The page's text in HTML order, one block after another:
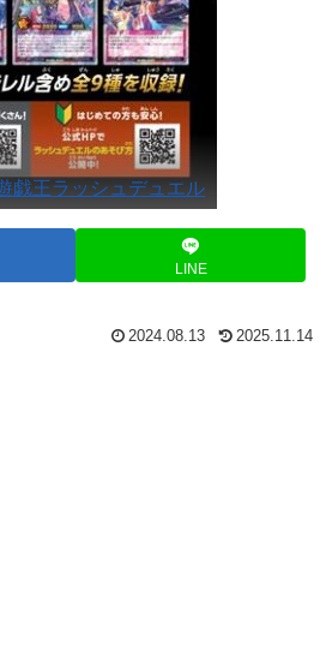
戯王ラッシュデュエル
LINE
2024.08.13 2025.11.14